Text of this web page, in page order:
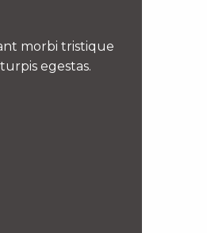
morbi tristique
egestas.